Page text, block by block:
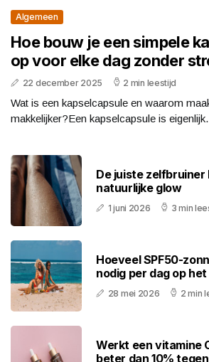
Algemeen
Hoe bouw je een simpele
op voor elke dag zonder
22 december 2025 2 min leestijd
Wat is een kapselcapsule en waarom
makkelijker?Een kapselcapsule is
De juiste zelfbruiner
natuurlijke glow
1 juni 2026 3 min
Hoeveel SPF50-
nodig per dag op
28 mei 2026 2 min
Werkt een vitamine
beter dan 10%